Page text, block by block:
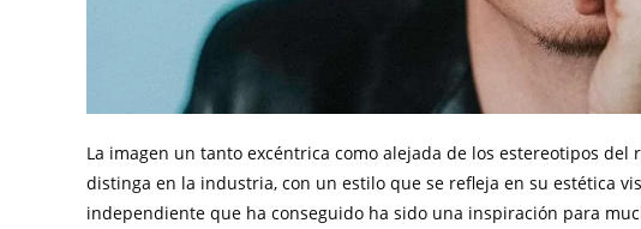
La imagen un tanto excéntrica como alejada de los estereotipos
distinga en la industria, con un estilo que se refleja en su estética
independiente que ha conseguido ha sido una inspiración para